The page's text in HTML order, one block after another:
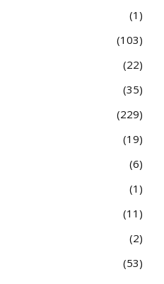
1
103
22
35
229
19
6
1
11
2
53